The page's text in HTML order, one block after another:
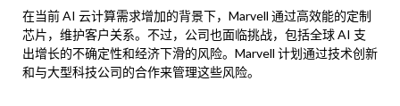
在当前 AI 云计算需求增加的背景下，Marvell 通过高效能的定制
芯片，维护客户关系。不过，公司也面临挑战，包括全球 AI 支
出增长的不确定性和经济下滑的风险。Marvell 计划通过技术创新
和与大型科技公司的合作来管理这些风险。